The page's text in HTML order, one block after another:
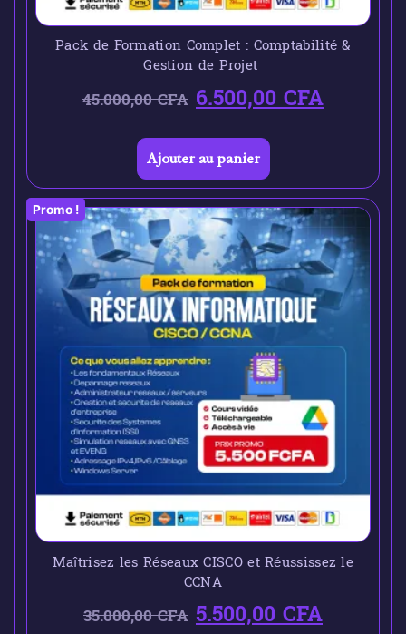
Pack de Formation Complet : Comptabilité &
Gestion de Projet
45.000,00CFA 6.500,00CFA
Ajouter au panier
Promo !
Maîtrisez les Réseaux CISCO et Réussissez le
CCNA
35.000,00CFA 5.500,00CFA